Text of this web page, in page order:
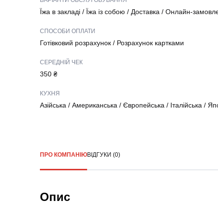
Їжа в закладі / Їжа із собою / Доставка / Онлайн-
СПОСОБИ ОПЛАТИ
Готівковий розрахунок / Розрахунок картками
СЕРЕДНІЙ ЧЕК
350 ₴
КУХНЯ
Азійська / Американська / Європейська / Італійська /
ПРО КОМПАНІЮВІДГУКИ (0)
Опис